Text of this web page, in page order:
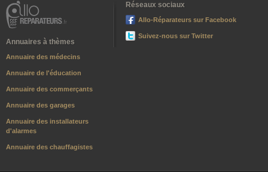
Annuaires à thèmes
Annuaire des médecins
Annuaire de l'éducation
Annuaire des commerçants
Annuaire des garages
Annuaire des installateurs
d'alarmes
Annuaire des chauffagistes
Réseaux sociaux
Allo-Réparateurs sur Facebook
Suivez-nous sur Twitter